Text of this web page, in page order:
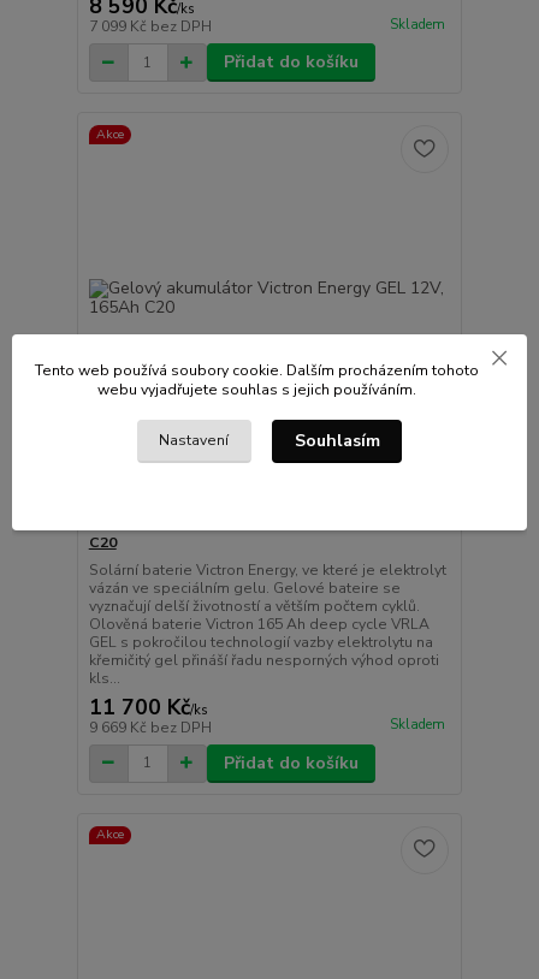
8 590 Kč/ks
7 099 Kč bez DPH Skladem
Přidat do košíku
Akce
13 500 Kč
- 13 %
C20
Solární baterie Victron Energy, ve které je elektrolyt
vázán ve speciálním gelu. Gelové bateire se
vyznačují delší životností a větším počtem cyklů.
Olověná baterie Victron 165 Ah deep cycle VRLA
GEL s pokročilou technologií vazby elektrolytu na
křemičitý gel přináší řadu nesporných výhod oproti
kls...
11 700 Kč/ks
9 669 Kč bez DPH Skladem
Přidat do košíku
Akce
Tento web používá soubory cookie. Dalším procházením tohoto
webu vyjadřujete souhlas s jejich používáním.
Nastavení Souhlasím